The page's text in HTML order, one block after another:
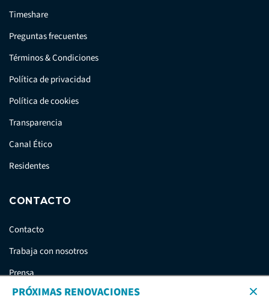
Timeshare
Preguntas frecuentes
Términos & Condiciones
Política de privacidad
Política de cookies
Transparencia
Canal Ético
Residentes
CONTACTO
Contacto
Trabaja con nosotros
Prensa
PRÓXIMAS RENOVACIONES